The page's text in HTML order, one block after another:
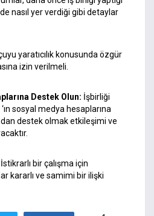
nasıl yer verdiği gibi detaylar
yaratıcılık konusunda özgür
izin verilmeli.
Destek Olun: İşbirliği
sosyal medya hesaplarına
destek olmak etkileşimi ve
İstikrarlı bir çalışma için
kararlı ve samimi bir ilişki